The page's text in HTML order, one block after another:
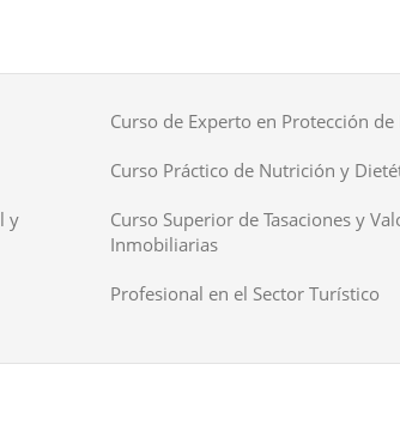
Curso de Experto en Protección de
Curso Práctico de Nutrición y
y
Curso Superior de Tasaciones y
Inmobiliarias
Profesional en el Sector Turístico